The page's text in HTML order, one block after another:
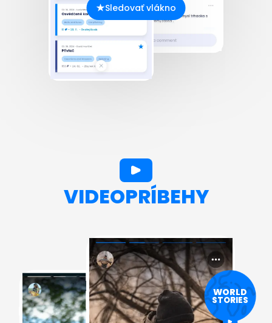
Sledovať vlákno
VIDEOPRÍBEHY
WORLD
STORIES